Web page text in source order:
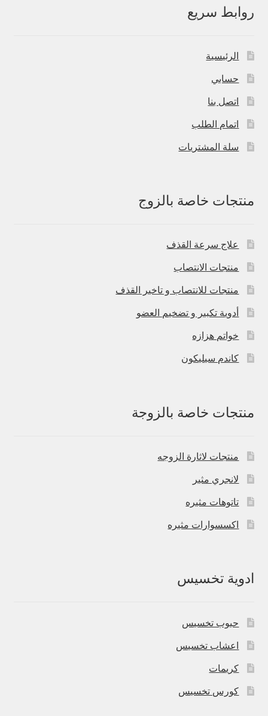
روابط سريع
الرئيسية
حسابي
اتصل بنا
اتمام الطلب
سلة المشتريات
منتجات خاصة بالزوج
علاج سرعة القذف
منتجات الانتصاب
منتجات للانتصاب و تاخير القذف
أدوية تكبير و تضخيم العضو
خواتم هزازه
كاندم سيليكون
منتجات خاصة بالزوجة
منتجات لاثارة الزوجه
لانجري مثير
تاتوهات مثيره
اكسسوارات مثيره
ادوية تخسيس
حبوب تخسيس
اعشاب تخسيس
كريمات
كورس تخسيس